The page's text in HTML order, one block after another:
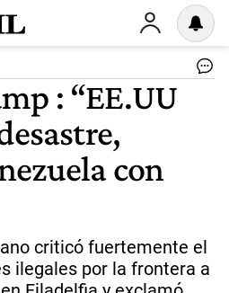
: “EE.UU
con
criticó fuertemente el
ilegales por la frontera a